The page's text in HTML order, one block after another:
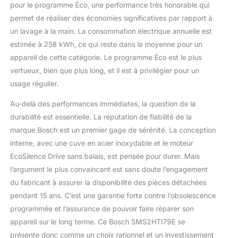
pour le programme Éco, une performance très honorable qui
permet de réaliser des économies significatives par rapport à
un lavage à la main. La consommation électrique annuelle est
estimée à 258 kWh, ce qui reste dans la moyenne pour un
appareil de cette catégorie. Le programme Éco est le plus
vertueux, bien que plus long, et il est à privilégier pour un
usage régulier.
Au-delà des performances immédiates, la question de la
durabilité est essentielle. La réputation de fiabilité de la
marque Bosch est un premier gage de sérénité. La conception
interne, avec une cuve en acier inoxydable et le moteur
EcoSilence Drive sans balais, est pensée pour durer. Mais
l’argument le plus convaincant est sans doute l’engagement
du fabricant à assurer la disponibilité des pièces détachées
pendant 15 ans. C’est une garantie forte contre l’obsolescence
programmée et l’assurance de pouvoir faire réparer son
appareil sur le long terme. Ce Bosch SMS2HTI79E se
présente donc comme un choix rationnel et un investissement